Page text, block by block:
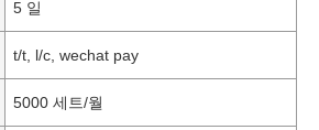
5 일
t/t, l/c, wechat pay
5000 세트/월